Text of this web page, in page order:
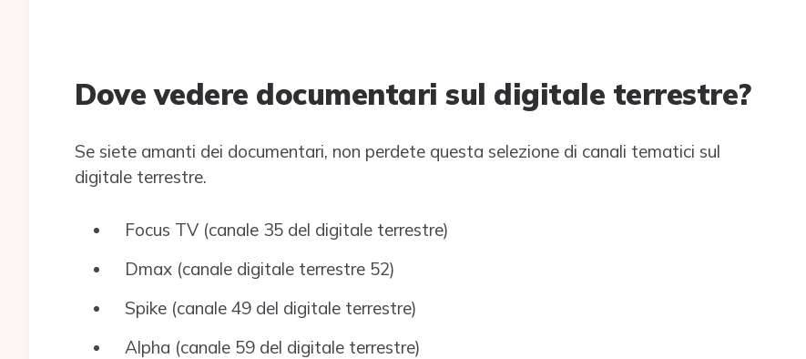
Dove vedere documentari sul digitale terrestre?
Se siete amanti dei documentari, non perdete questa selezione di canali tematici sul
digitale terrestre.
Focus TV (canale 35 del digitale terrestre)
Dmax (canale digitale terrestre 52)
Spike (canale 49 del digitale terrestre)
Alpha (canale 59 del digitale terrestre)